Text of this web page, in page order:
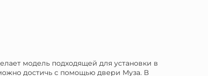
модель подходящей для установки в
достичь с помощью двери Муза. В